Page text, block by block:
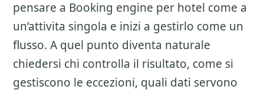
pensare a Booking engine per hotel come a
un’attivita singola e inizi a gestirlo come un
flusso. A quel punto diventa naturale
chiedersi chi controlla il risultato, come si
gestiscono le eccezioni, quali dati servono